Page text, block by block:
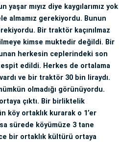
mıyız diye kaygılarımız yok
almamız gerekiyordu. Bunun
Bir traktör kaçınılmaz
kimse muktedir değildi. Bir
herkesin ceplerindeki son
edildi. Herkes de ortalama
ve bir traktör 30 bin liraydı.
olmadığı görünüyordu.
çıktı. Bir birliktelik
köy ortaklık kurarak o 1’er
sürede köyümüze 3 tane
bir ortaklık kültürü ortaya